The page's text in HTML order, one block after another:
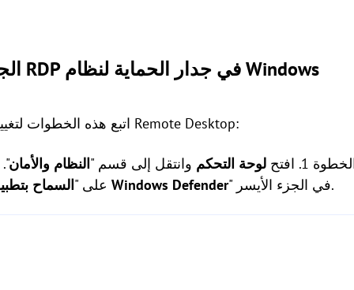
الجزء الأول: السماح بمنفذ RDP في جدار الحماية لنظام Windows
اتبع هذه الخطوات لتغيير إعدادات جدار الحماية لتطبيق Remote Desktop:
1. افتح لوحة التحكم وانتقل إلى قسم "النظام والأمان
على " السماح بتطبيق أو ميزة من خلال جدار حماية Windows Defender " في الجزء الأيسر.